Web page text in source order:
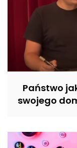
Państwo
swojego